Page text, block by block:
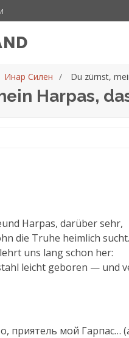
Инар Силен Du zürnst,
Harpas,
Harpas, darüber sehr,
die Truhe heimlich sucht.
uns lang schon her:
leicht geboren — und
приятель мой Гарпас…